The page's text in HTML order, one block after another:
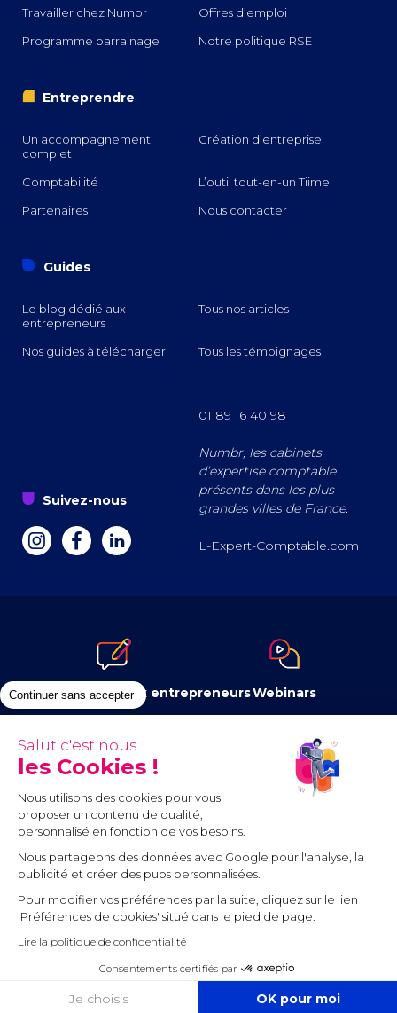
Continuer sans accepter
Salut c'est nous...
les Cookies !
Nous utilisons des cookies pour vous
proposer un contenu de qualité,
personnalisé en fonction de vos besoins.
Nous partageons des données avec Google pour l'analyse, la
publicité et créer des pubs personnalisées.
Pour modifier vos préférences par la suite, cliquez sur le lien
'Préférences de cookies' situé dans le pied de page.
Lire la politique de confidentialité
Consentements certifiés par
Je choisis OK pour moi
COOKIES
Travailler chez Numbr
Offres d’emploi
Programme parrainage
Notre politique RSE
i Entreprendre
Un accompagnement
complet
Création d’entreprise
Comptabilité
L’outil tout-en-un Tiime
Partenaires
Nous contacter
o Guides
Le blog dédié aux
entrepreneurs
Tous nos articles
Nos guides à télécharger Tous les témoignages
s Suivez-nous
a z e
01 89 16 40 98
Numbr, les cabinets
d’expertise comptable
présents dans les plus
grandes villes de France.
L-Expert-Comptable.com
Le blog dédié aux entrepreneursWebinars
Newsletter Contenus à télécharger
Communauté
Mentions légales
Conditions générales d’utilisation
Cookies
Préférences cookies